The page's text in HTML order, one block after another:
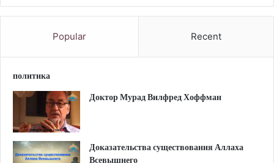
Popular Recent
политика
Доктор Мурад Вилфред Хоффман
Доказательства существования Аллаха
Всевышнего